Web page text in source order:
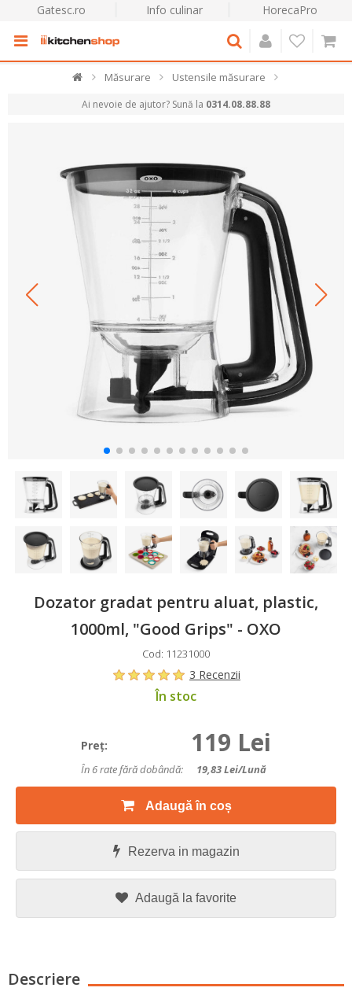
Gatesc.ro Info culinar HorecaPro
Măsurare Ustensile măsurare
Ai nevoie de ajutor? Sună la 0314.08.88.88
Dozator gradat pentru aluat, plastic,
1000ml, "Good Grips" - OXO
Cod: 11231000
3 Recenzii
În stoc
Preţ: 119 Lei
În 6 rate fără dobândă: 19,83Lei/lună
Adaugă în coș
Rezerva in magazin
Adaugă la favorite
Descriere